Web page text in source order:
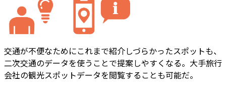
交通が不便なためにこれまで紹介しづらかったスポットも、
二次交通のデータを使うことで提案しやすくなる。大手旅行
会社の観光スポットデータを閲覧することも可能だ。